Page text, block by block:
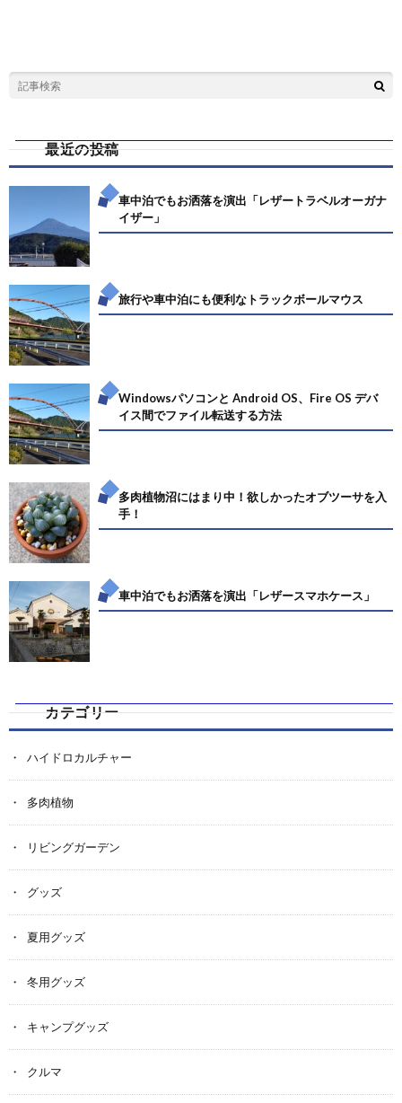
最近の投稿
車中泊でもお洒落を演出「レザートラベルオーガナ
イザー」
旅行や車中泊にも便利なトラックボールマウス
Windowsパソコンと Android OS、Fire OS デバ
イス間でファイル転送する方法
多肉植物沼にはまり中！欲しかったオブツーサを入
手！
車中泊でもお洒落を演出「レザースマホケース」
カテゴリー
ハイドロカルチャー
多肉植物
リビングガーデン
グッズ
夏用グッズ
冬用グッズ
キャンプグッズ
クルマ